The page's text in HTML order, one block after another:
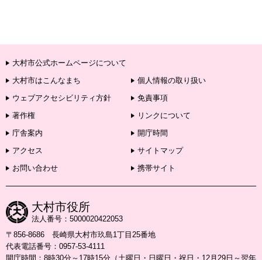
大村市公式ホームページについて
大村市はこんなまち
個人情報の取り扱い
ウェブアクセシビリティ方針
免責事項
著作権
リンクについて
庁舎案内
開庁時間
アクセス
サイトマップ
お問い合わせ
携帯サイト
大村市役所
法人番号：5000020422053
〒856-8686 長崎県大村市玖島1丁目25番地
代表電話番号：0957-53-4111
開庁時間：8時30分～17時15分（土曜日・日曜日・祝日・12月29日～翌年